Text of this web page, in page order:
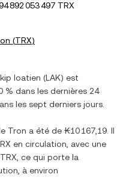
892 053 497 TRX
(TRX)
kip loatien (LAK) est
% dans les dernières 24
les sept derniers jours.
Tron a été de ₭10 167,19 . Il
en circulation, avec une
, ce qui porte la
à environ